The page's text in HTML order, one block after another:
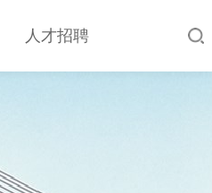
人才招聘